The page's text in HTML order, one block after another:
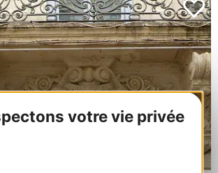
votre vie privée